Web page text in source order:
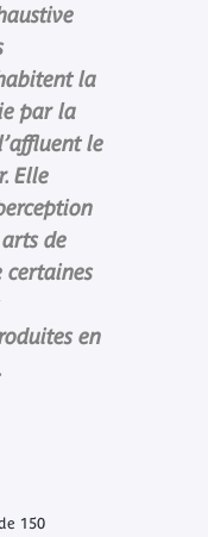
la
par la
le
Elle
de
certaines
en
150